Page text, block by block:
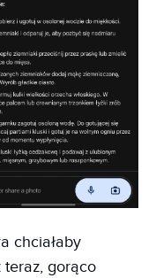
chciałaby
teraz, gorąco